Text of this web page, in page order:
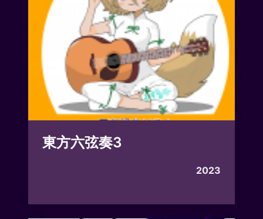
東方六弦奏3
2023